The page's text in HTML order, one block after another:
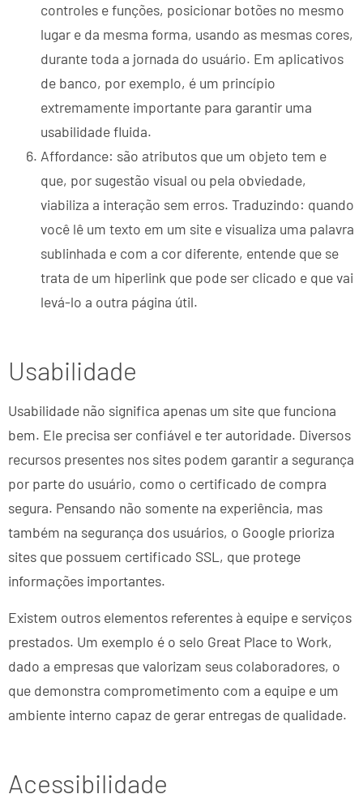
controles e funções, posicionar botões no mesmo
lugar e da mesma forma, usando as mesmas cores,
durante toda a jornada do usuário. Em aplicativos
de banco, por exemplo, é um princípio
extremamente importante para garantir uma
usabilidade fluida.
Affordance: são atributos que um objeto tem e
que, por sugestão visual ou pela obviedade,
viabiliza a interação sem erros. Traduzindo: quando
você lê um texto em um site e visualiza uma palavra
sublinhada e com a cor diferente, entende que se
trata de um hiperlink que pode ser clicado e que vai
levá-lo a outra página útil.
Usabilidade
Usabilidade não significa apenas um site que funciona
bem. Ele precisa ser confiável e ter autoridade. Diversos
recursos presentes nos sites podem garantir a segurança
por parte do usuário, como o certificado de compra
segura. Pensando não somente na experiência, mas
também na segurança dos usuários, o Google prioriza
sites que possuem certificado SSL, que protege
informações importantes.
Existem outros elementos referentes à equipe e serviços
prestados. Um exemplo é o selo Great Place to Work,
dado a empresas que valorizam seus colaboradores, o
que demonstra comprometimento com a equipe e um
ambiente interno capaz de gerar entregas de qualidade.
Acessibilidade